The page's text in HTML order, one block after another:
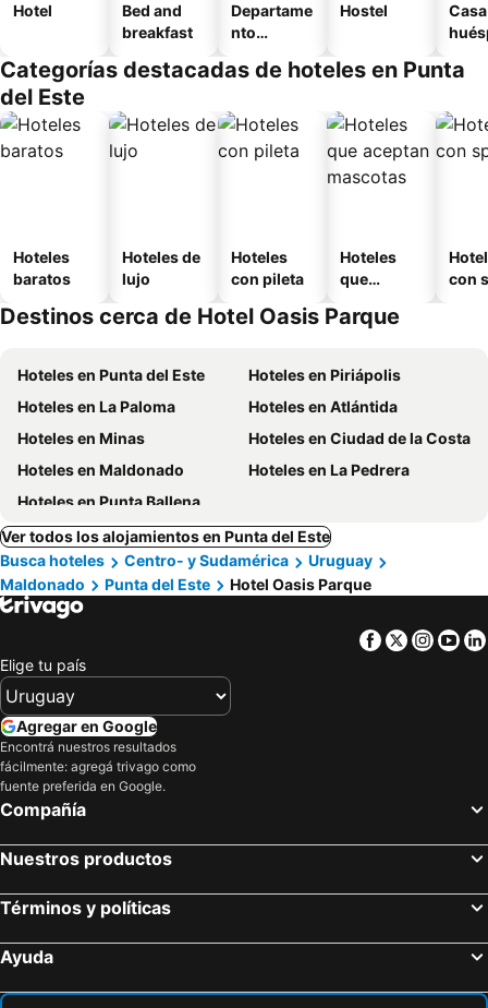
Hotel
Bed and
breakfast
Departame
nto
Hostel
Categorías destacadas de hoteles en Punta
del Este
Hoteles
baratos
Hoteles de
lujo
Hoteles
con pileta
Hoteles
que
mascotas
con
Destinos cerca de Hotel Oasis Parque
Hoteles en Punta del Este
Hoteles en Piriápolis
Hoteles en La Paloma
Hoteles en Atlántida
Hoteles en Minas
Hoteles en Ciudad de la Costa
Hoteles en Maldonado
Hoteles en La Pedrera
Hoteles en Punta Ballena
Ver todos los alojamientos en Punta del Este
Busca hoteles
Centro- y Sudamérica
Uruguay
Maldonado
Punta del Este Hotel Oasis Parque
Facebook
Twitter
Elige tu país
Agregar en Google
Encontrá nuestros resultados
fácilmente: agregá trivago como
fuente preferida en Google.
Compañía
Nuestros productos
Términos y políticas
Ayuda